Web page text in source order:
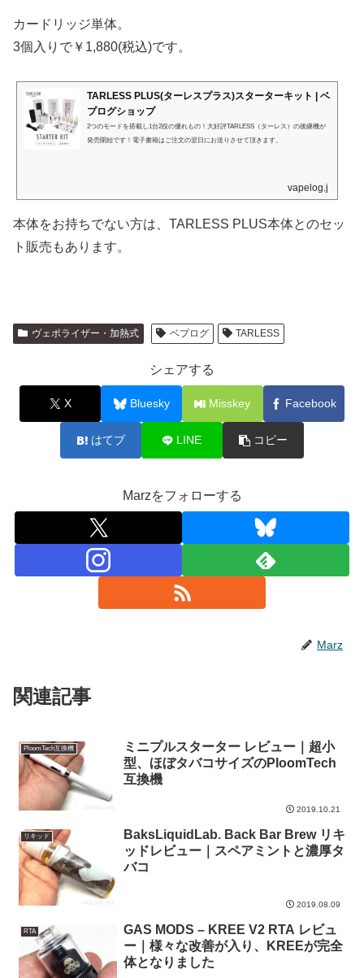
カードリッジ単体。
3個入りで￥1,880(税込)です。
TARLESS PLUS(ターレスプラス)スターターキット | ベ
プログショップ
2つのモードを搭載し1台2役の優れもの！大好評TARLESS（ターレス）の後継機が
発売開始です！電子書籍はご注文の翌日にお送りさせて頂きます。
vapelog.jp
本体をお持ちでない方は、TARLESS PLUS本体とのセッ
ト販売もあります。
ヴェポライザー・加熱式 ベプログ TARLESS
シェアする
X Bluesky Misskey Facebook
はてブ LINE コピー
Marzをフォローする
Marz
関連記事
PloomTech互換機
ミニプルスターター レビュー｜超小
型、ほぼタバコサイズのPloomTech
互換機
2019.10.21
リキッド
BaksLiquidLab. Back Bar Brew リキ
ッドレビュー｜スペアミントと濃厚タ
バコ
2019.08.09
RTA
GAS MODS – KREE V2 RTA レビュ
ー｜様々な改善が入り、KREEが完全
体となりました